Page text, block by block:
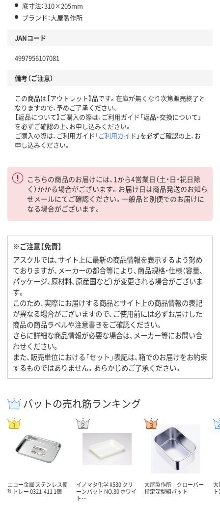
底寸法：310×205mm
ブランド：大屋製作所
JANコード
4997956107081
備考（ご注意）
この商品は【アウトレット】品です。在庫が無くなり次第販売終了と
なりますので、予めご了承ください。
【返品について】ご購入の際は、ご利用ガイド「返品・交換について」
を必ずご確認の上、お申し込みください。
ご購入の際は、ご利用ガイド「ご利用ガイド 」を必ずご確認の上、お
申し込みください。
こちらの商品のお届けには、1から4営業日（土・日・祝日除
く）かかる場合がございます。お届け日は商品発送のお知ら
せメールにてご確認ください。一般品と別便でのお届けに
なる場合がございます。
※ご注意【免責】
アスクルでは、サイト上に最新の商品情報を表示するよう努め
ておりますが、メーカーの都合等により、商品規格・仕様（容量、
パッケージ、原材料、原産国など）が変更される場合がございま
す。
このため、実際にお届けする商品とサイト上の商品情報の表記
が異なる場合がございますので、ご使用前には必ずお届けした
商品の商品ラベルや注意書きをご確認ください。
さらに詳細な商品情報が必要な場合は、メーカー等にお問い合
わせください。
また、販売単位における「セット」表記は、箱でのお届けをお約束
するものではありません。あらかじめご了承ください。
バットの売れ筋ランキング
エコー金属 ステンレス便
利トレー 0321-411 1個
イノマタ化学 #530 クリ
ーンバット NO.30 ホワイ
ト…
大屋製作所 クローバー
指定深型組バット